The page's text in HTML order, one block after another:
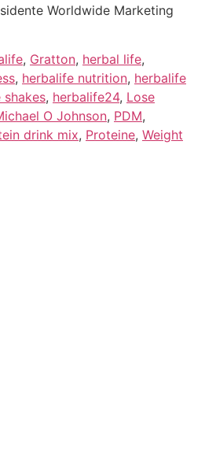
Worldwide Marketing
, Gratton, herbal life,
, herbalife nutrition, herbalife
shakes, herbalife24, Lose
O Johnson, PDM,
drink mix, Proteine, Weight